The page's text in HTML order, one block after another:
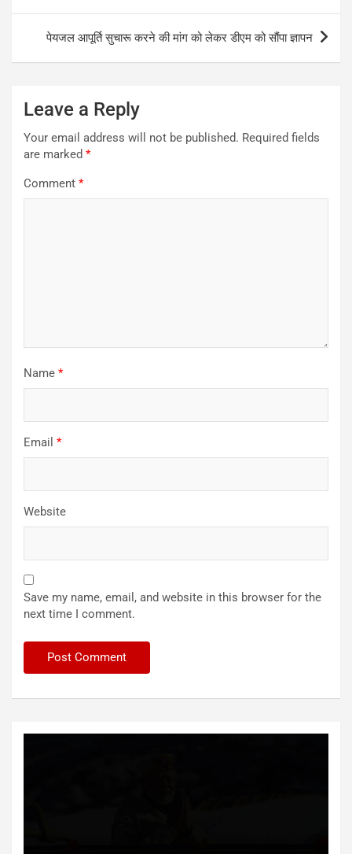
पेयजल आपूर्ति सुचारू करने की मांग को लेकर डीएम को सौंपा ज्ञापन
Leave a Reply
Your email address will not be published. Required fields
are marked *
Comment *
Name *
Email *
Website
Save my name, email, and website in this browser for the
next time I comment.